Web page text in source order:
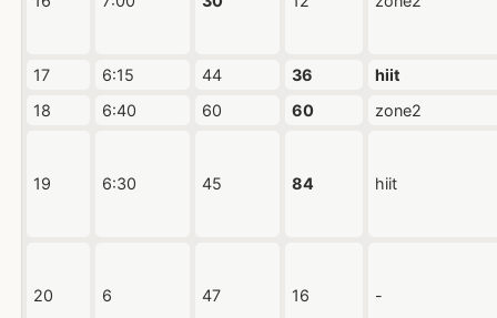
17 6:15 44 36
hiit
18
6:40 60 60 zone2
19 6:30 45 84 hiit
20 6 47 16 -